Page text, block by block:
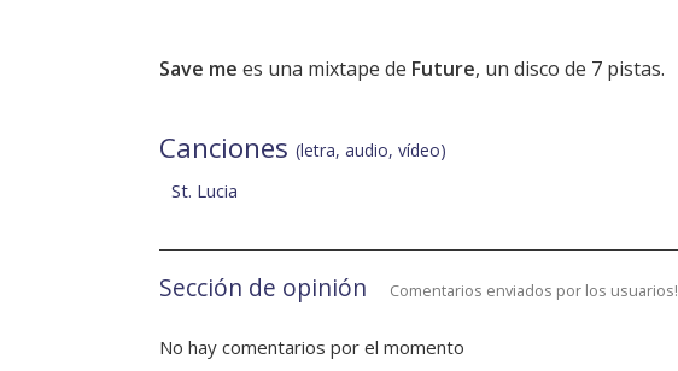
Save me es una mixtape de Future, un disco de 7 pistas.
Canciones (letra, audio, vídeo)
St. Lucia
Sección de opinión Comentarios enviados por los usuarios!
No hay comentarios por el momento